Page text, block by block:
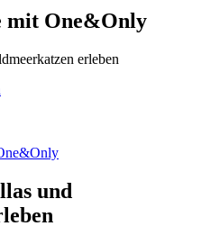
mit One&Only
erleben
und